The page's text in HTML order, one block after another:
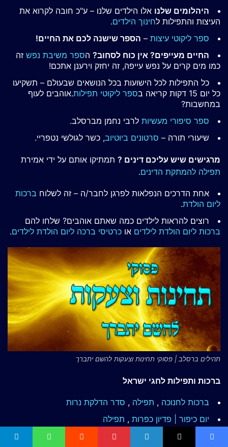
היהלומים שלנו אלו הילדים שלנו – ע"כ חובה לקרוא את
העיצות והתפילות לחינוך הילדים.
ספר ליקוטי עיצות – הספר שישנה לכם את החיים!
החיים מעייפים? אין כוח לסחוב? הספר משיבת נפש זה
כמו מים קרים על נפש עייפה, זה יחזק וירענן אתכם!
כל התפילות לכל הישועות בכל הנושאים שבעולם – תשקיעו
כל יום 15 דקות קריאה ב
ספר ליקוטי תפילות.אוהבים לעוף
במחשבות?
ספר סיפורי מעשיות לרבי נחמן מברסלב.
שיעורי תורה – סרטונים ביוטיוב, כשר לגולשי נטפריי.
מרגישים שיש עליכם דינים ? תמתיקו אותם על ידי אמירת
תפילה להמתקת הדינים.
אחת הדרכים הנפלאות לפרגן לחבר/ה – זה לשלוח ברכות
ליום הולדת.
רוצים להראות לילדים כמה שאתם אוהבים? שלחו להם
ברכות ליום הולדת לילדים או כרטיסי ברכה ליום הולדת לילדים.
תהילים ברסלב | פסוקי תחינות וצעקות להשם יתברך
ברכות ותפילות לחגי ישראל
ברכות לחנוכה , תפילה , סדר הדלקת נרות
יום כיפור | פדיון כפרות , תפילה
ל"ג בעומר | סגולת ח"י רוטל, תפילת הרשב"י